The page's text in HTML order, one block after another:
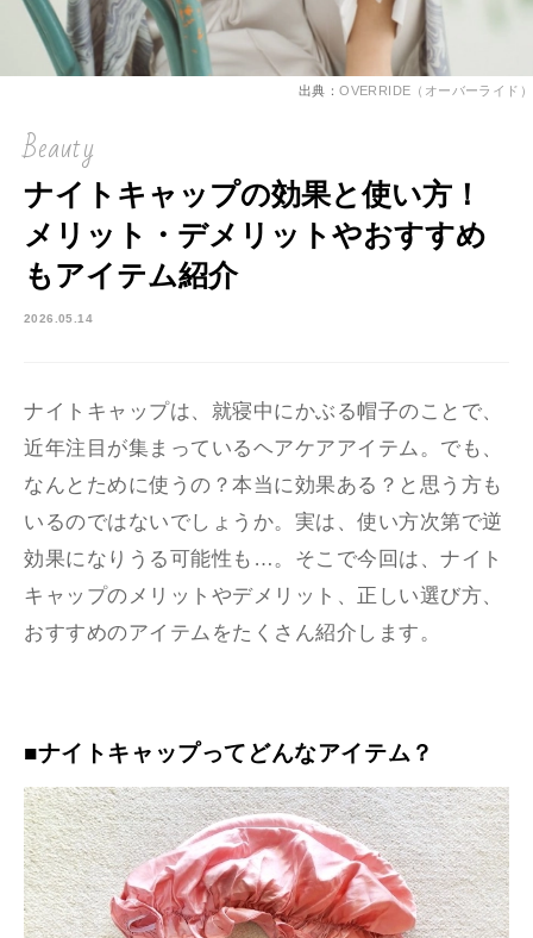
出典：OVERRIDE（オーバーライド）
Beauty
ナイトキャップの効果と使い方！
メリット・デメリットやおすすめ
もアイテム紹介
2026.05.14
ナイトキャップは、就寝中にかぶる帽子のことで、
近年注目が集まっているヘアケアアイテム。でも、
なんとために使うの？本当に効果ある？と思う方も
いるのではないでしょうか。実は、使い方次第で逆
効果になりうる可能性も…。そこで今回は、ナイト
キャップのメリットやデメリット、正しい選び方、
おすすめのアイテムをたくさん紹介します。
■ナイトキャップってどんなアイテム？